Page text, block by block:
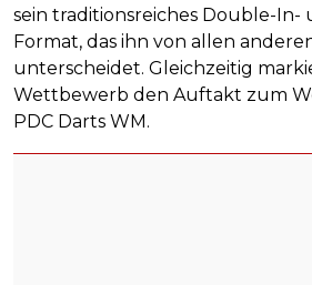
sein traditionsreiches Double-
Format, das ihn von allen
unterscheidet. Gleichzeitig
Wettbewerb den Auftakt zum
PDC Darts WM.